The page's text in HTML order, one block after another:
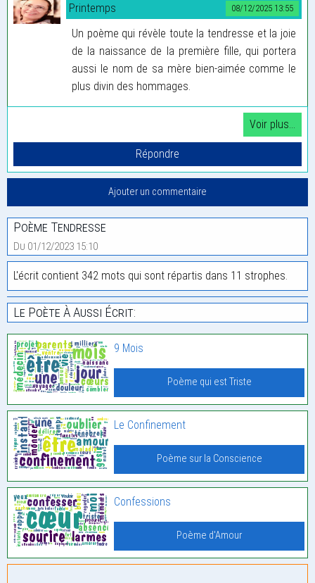
08/12/2025 13:55
Printemps
Un poème qui révèle toute la tendresse et la joie
de la naissance de la première fille, qui portera
aussi le nom de sa mère bien-aimée comme le
plus divin des hommages.
Poème Tendresse
Du 01/12/2023 15:10
L'écrit contient 342 mots qui sont répartis dans 11 strophes.
Le Poète À Aussi Écrit:
9 Mois
Poème qui est Triste
Le Confinement
Poème sur la Conscience
Confessions
Poème d'Amour